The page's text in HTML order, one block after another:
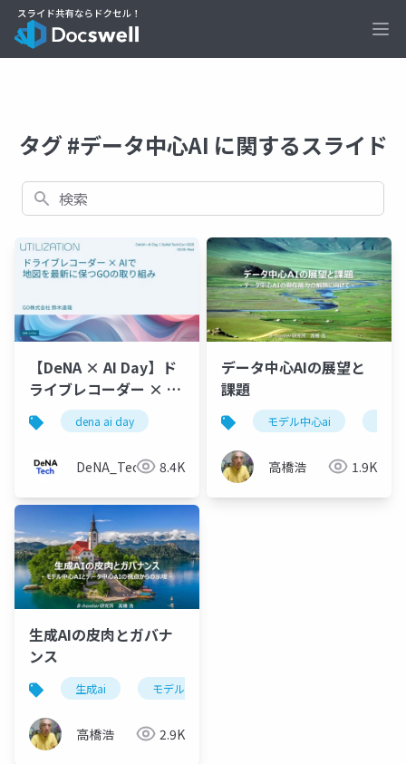
タグ #データ中心AI に関するスライド
検索
【DeNA × AI Day】ド
ライブレコーダー × AI
で 地図を最新に保つGO
の取り組み
dena ai day
DeNA_Tech 8.4K
データ中心AIの展望と
課題
モデル中心ai
高橋浩 1.9K
生成AIの皮肉とガバナ
ンス
生成ai モデル中心ai
高橋浩 2.9K